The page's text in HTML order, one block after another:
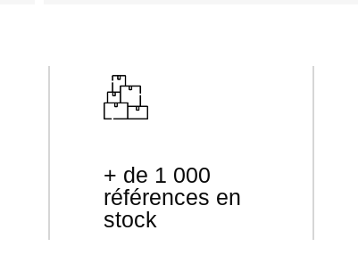
+ de 1 000
références en
stock